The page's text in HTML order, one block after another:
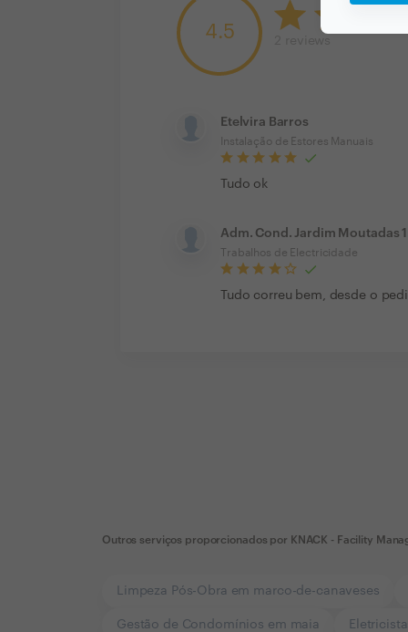
4.5
Etelvira Barros
Instalação de Estores Manuais
Tudo ok
Adm. Cond. Jardim Moutadas 1
Trabalhos de Electricidade
Tudo correu bem, desde o
Outros serviços proporcionados por KNACK - Facility
Limpeza Pós-Obra em marco-de-canaveses
Gestão de Condomínios em maia